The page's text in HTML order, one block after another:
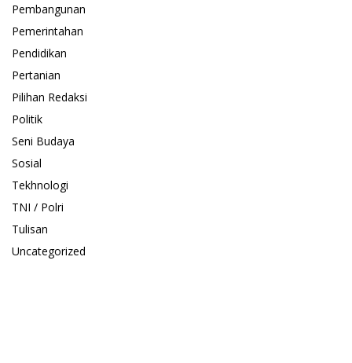
Pembangunan
Pemerintahan
Pendidikan
Pertanian
Pilihan Redaksi
Politik
Seni Budaya
Sosial
Tekhnologi
TNI / Polri
Tulisan
Uncategorized